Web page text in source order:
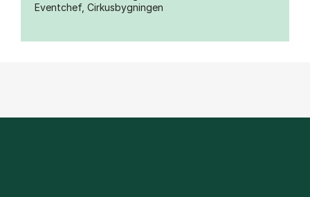
Eventchef, Cirkusbygningen